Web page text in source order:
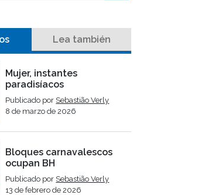
Lea también
Mujer, instantes
paradisíacos
Publicado por Sebastião Verly
8 de marzo de 2026
Bloques carnavalescos
ocupan BH
Publicado por Sebastião Verly
13 de febrero de 2026